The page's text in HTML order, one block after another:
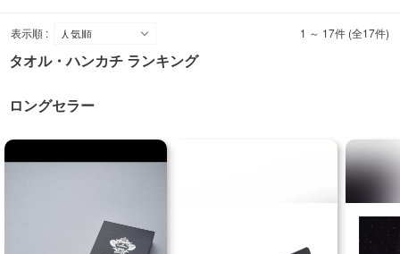
表示順 : 1 ～ 17件 (全17件)
タオル・ハンカチ ランキング